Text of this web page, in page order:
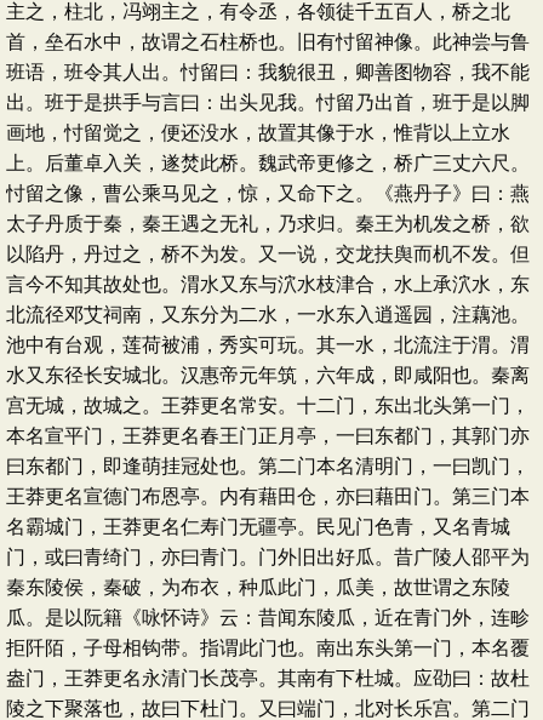
主之，柱北，冯翊主之，有令丞，各领徒千五百人，桥之北
首，垒石水中，故谓之石柱桥也。旧有忖留神像。此神尝与鲁
班语，班令其人出。忖留曰：我貌很丑，卿善图物容，我不能
出。班于是拱手与言曰：出头见我。忖留乃出首，班于是以脚
画地，忖留觉之，便还没水，故置其像于水，惟背以上立水
上。后董卓入关，遂焚此桥。魏武帝更修之，桥广三丈六尺。
忖留之像，曹公乘马见之，惊，又命下之。《燕丹子》曰：燕
太子丹质于秦，秦王遇之无礼，乃求归。秦王为机发之桥，欲
以陷丹，丹过之，桥不为发。又一说，交龙扶舆而机不发。但
言今不知其故处也。渭水又东与泬水枝津合，水上承泬水，东
北流径邓艾祠南，又东分为二水，一水东入逍遥园，注藕池。
池中有台观，莲荷被浦，秀实可玩。其一水，北流注于渭。渭
水又东径长安城北。汉惠帝元年筑，六年成，即咸阳也。秦离
宫无城，故城之。王莽更名常安。十二门，东出北头第一门，
本名宣平门，王莽更名春王门正月亭，一曰东都门，其郭门亦
曰东都门，即逢萌挂冠处也。第二门本名清明门，一曰凯门，
王莽更名宣德门布恩亭。内有藉田仓，亦曰藉田门。第三门本
名霸城门，王莽更名仁寿门无疆亭。民见门色青，又名青城
门，或曰青绮门，亦曰青门。门外旧出好瓜。昔广陵人邵平为
秦东陵侯，秦破，为布衣，种瓜此门，瓜美，故世谓之东陵
瓜。是以阮籍《咏怀诗》云：昔闻东陵瓜，近在青门外，连畛
拒阡陌，子母相钩带。指谓此门也。南出东头第一门，本名覆
盎门，王莽更名永清门长茂亭。其南有下杜城。应劭曰：故杜
陵之下聚落也，故曰下杜门。又曰端门，北对长乐宫。第二门